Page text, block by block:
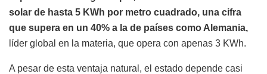
solar de hasta 5 KWh por metro cuadrado, una cifra
que supera en un 40% a la de países como Alemania,
líder global en la materia, que opera con apenas 3 KWh.
A pesar de esta ventaja natural, el estado depende casi